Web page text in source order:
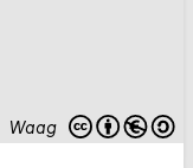
Waag